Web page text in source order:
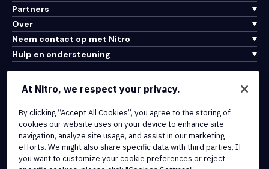
Partners
Over
Neem contact op met Nitro
Hulp en ondersteuning
Integraties en API-connectiviteit
Cookiebeleid
Copyrightbeleid
Alle voorwaarden en beleidsmaatregelen
At Nitro, we respect your privacy.
By clicking “Accept All Cookies”, you agree to the storing of
cookies our website uses on your device to enhance site
navigation, analyze site usage, and assist in our marketing
efforts. We might also share specific data with third parties. If
you want to customize your cookie preferences or reject